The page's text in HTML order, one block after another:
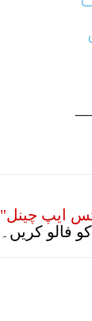
—
ایپ چینل"
کو فالو کریں۔